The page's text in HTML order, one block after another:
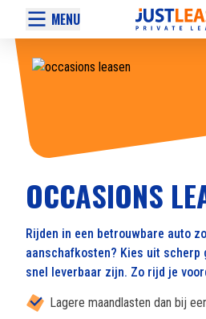
MENU
OCCASIONS
Rijden in een betrouwbare auto
aanschafkosten? Kies uit
snel leverbaar zijn. Zo rijd je
Lagere maandlasten dan bij